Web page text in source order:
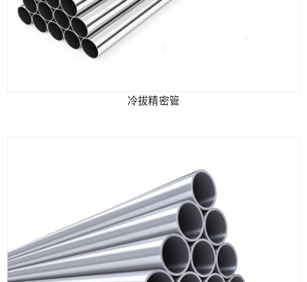
冷拔精密管